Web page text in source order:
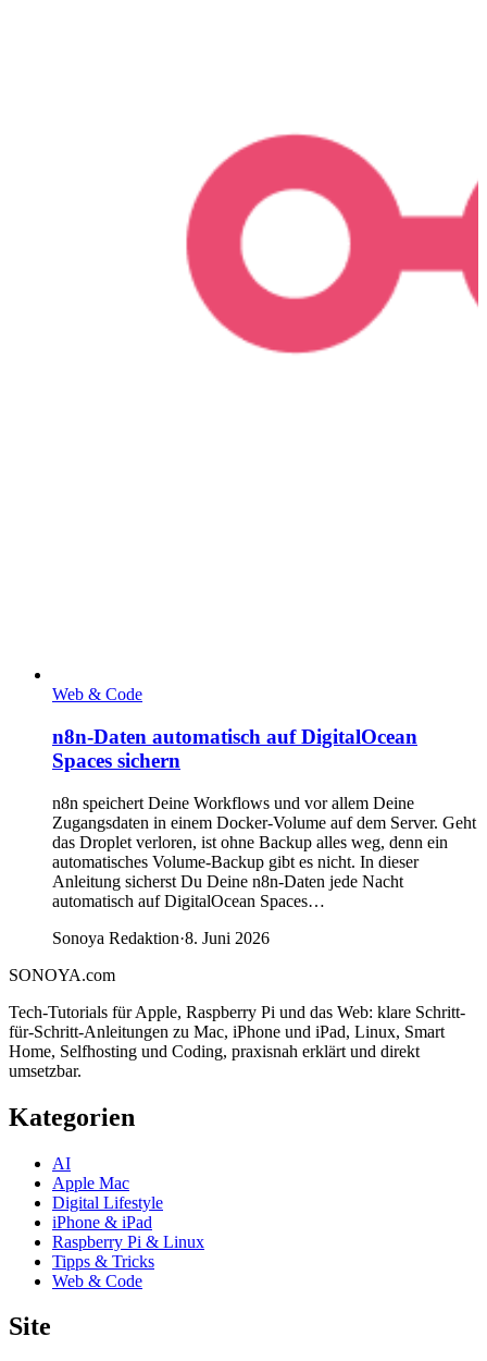
Web & Code
n8n-Daten automatisch auf DigitalOcean
Spaces sichern
n8n speichert Deine Workflows und vor allem Deine
Zugangsdaten in einem Docker-Volume auf dem Server. Geht
das Droplet verloren, ist ohne Backup alles weg, denn ein
automatisches Volume-Backup gibt es nicht. In dieser
Anleitung sicherst Du Deine n8n-Daten jede Nacht
automatisch auf DigitalOcean Spaces…
Sonoya Redaktion·8. Juni 2026
SONOYA.com
Tech-Tutorials für Apple, Raspberry Pi und das Web: klare Schritt-
für-Schritt-Anleitungen zu Mac, iPhone und iPad, Linux, Smart
Home, Selfhosting und Coding, praxisnah erklärt und direkt
umsetzbar.
Kategorien
AI
Apple Mac
Digital Lifestyle
iPhone & iPad
Raspberry Pi & Linux
Tipps & Tricks
Web & Code
Site